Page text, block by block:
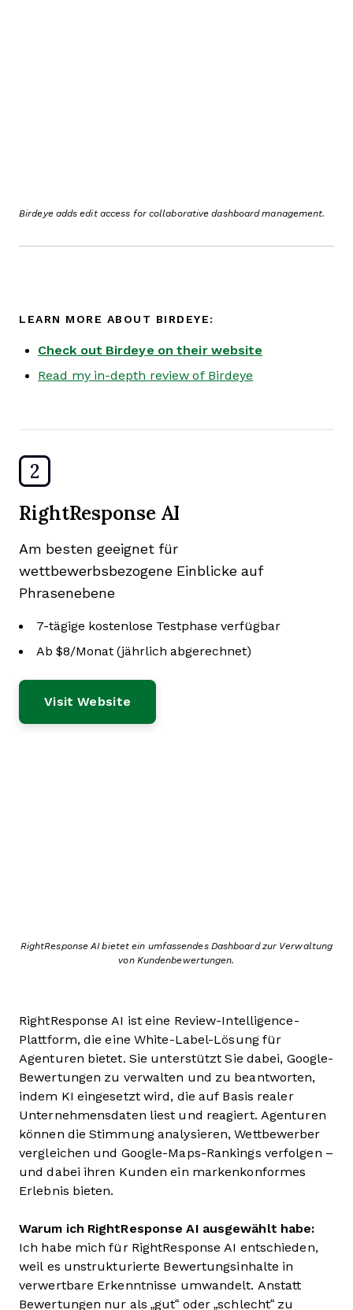
Birdeye adds edit access for collaborative dashboard management.
LEARN MORE ABOUT BIRDEYE:
Check out Birdeye on their website
Read my in-depth review of Birdeye
2
RightResponse AI
Am besten geeignet für
wettbewerbsbezogene Einblicke auf
Phrasenebene
7-tägige kostenlose Testphase verfügbar
Ab $8/Monat (jährlich abgerechnet)
Visit Website
RightResponse AI bietet ein umfassendes Dashboard zur Verwaltung
von Kundenbewertungen.
RightResponse AI ist eine Review-Intelligence-
Plattform, die eine White-Label-Lösung für
Agenturen bietet. Sie unterstützt Sie dabei, Google-
Bewertungen zu verwalten und zu beantworten,
indem KI eingesetzt wird, die auf Basis realer
Unternehmensdaten liest und reagiert. Agenturen
können die Stimmung analysieren, Wettbewerber
vergleichen und Google-Maps-Rankings verfolgen –
und dabei ihren Kunden ein markenkonformes
Erlebnis bieten.
Warum ich RightResponse AI ausgewählt habe:
Ich habe mich für RightResponse AI entschieden,
weil es unstrukturierte Bewertungsinhalte in
verwertbare Erkenntnisse umwandelt. Anstatt
Bewertungen nur als „gut“ oder „schlecht“ zu